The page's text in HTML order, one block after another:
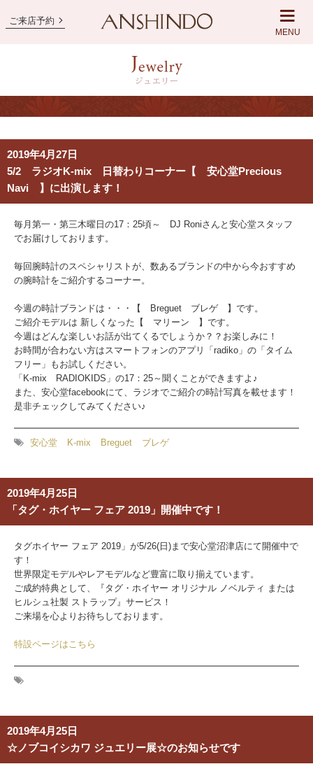
ご来店予約
MENU
2019年4月27日
5/2 ラジオK-mix 日替わりコーナー【 安心堂Precious
Navi 】に出演します！
毎月第一・第三木曜日の17：25頃～ DJ Roniさんと安心堂スタッフ
でお届けしております。
毎回腕時計のスペシャリストが、数あるブランドの中から今おすすめ
の腕時計をご紹介するコーナー。
今週の時計ブランドは・・・【 Breguet ブレゲ 】です。
ご紹介モデルは 新しくなった【 マリーン 】です。
今週はどんな楽しいお話が出てくるでしょうか？？お楽しみに！
お時間が合わない方はスマートフォンのアプリ「radiko」の「タイム
フリー」もお試しください。
「K-mix RADIOKIDS」の17：25～聞くことができますよ♪
また、安心堂facebookにて、ラジオでご紹介の時計写真を載せます！
是非チェックしてみてください♪
安心堂 K-mix Breguet ブレゲ
2019年4月25日
「タグ・ホイヤー フェア 2019」開催中です！
タグホイヤー フェア 2019」が5/26(日)まで安心堂沼津店にて開催中で
す！
世界限定モデルやレアモデルなど豊富に取り揃えています。
ご成約特典として、
『タグ・ホイヤー オリジナル ノベルティ または
ヒルシュ社製 ストラップ』 サービス！
ご来場を心よりお待ちしております。
特設ページはこちら
2019年4月25日
☆ノブコイシカワ ジュエリー展☆のお知らせです